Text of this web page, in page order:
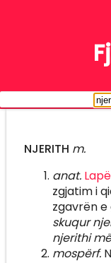
NJERITH m.
anat.
zgjatim i
zgavrën e
skuqur
njerithi
mospërf.